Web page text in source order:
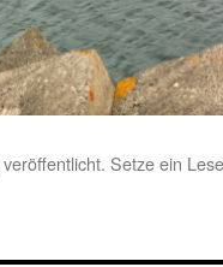
veröffentlicht. Setze ein